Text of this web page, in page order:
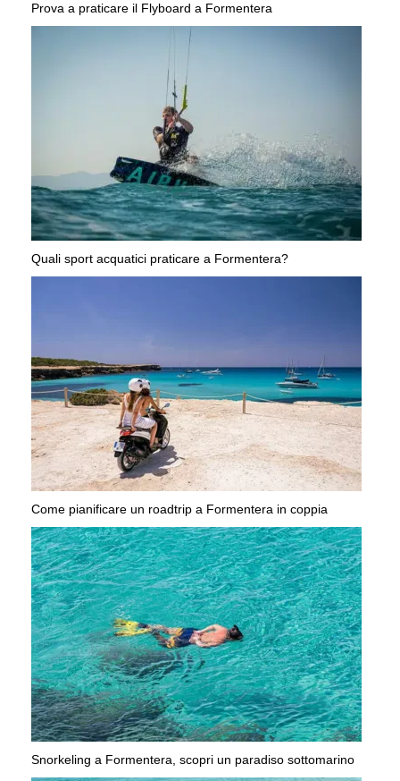
Prova a praticare il Flyboard a Formentera
Quali sport acquatici praticare a Formentera?
Come pianificare un roadtrip a Formentera in coppia
Snorkeling a Formentera, scopri un paradiso sottomarino